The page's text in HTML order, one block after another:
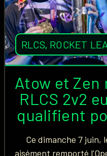
RLCS, ROCKET
Atow et
RLCS 2v2
qualifient
Ce dimanche 7 juin,
aisément remporté